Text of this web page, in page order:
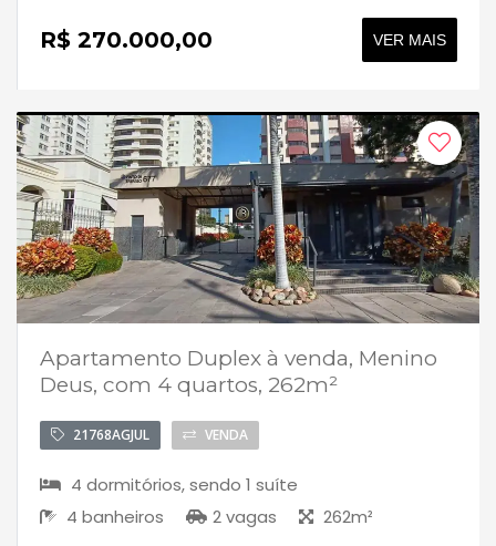
R$ 270.000,00 VER MAIS
Apartamento Duplex à venda, Menino
Deus, com 4 quartos, 262m²
21768AGJUL VENDA
4 dormitórios, sendo 1 suíte
4 banheiros
2 vagas 262m²